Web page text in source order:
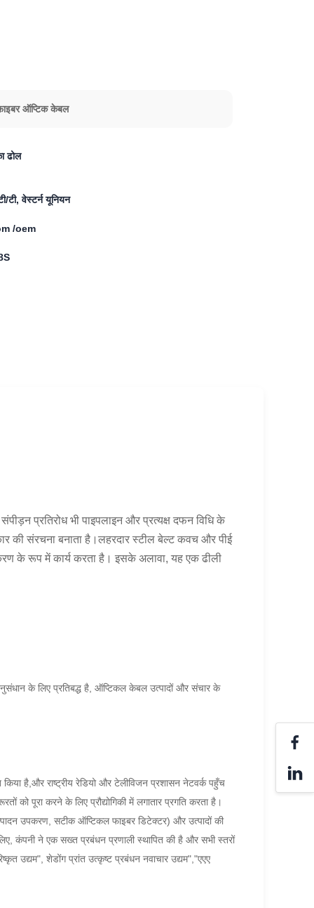
ऑप्टिक केबल
ढोल
टी, वेस्टर्न यूनियन
/oem
प्रतिरोध भी पाइपलाइन और प्रत्यक्ष दफन विधि के
की संरचना बनाता है।लहरदार स्टील बेल्ट कवच और पीई
के रूप में कार्य करता है। इसके अलावा, यह एक ढीली
के लिए प्रतिबद्ध है, ऑप्टिकल केबल उत्पादों और संचार के
है,और राष्ट्रीय रेडियो और टेलीविजन प्रशासन नेटवर्क पहुँच
पूरा करने के लिए प्रौद्योगिकी में लगातार प्रगति करता है।
उपकरण, सटीक ऑप्टिकल फाइबर डिटेक्टर) और उत्पादों की
कंपनी ने एक सख्त प्रबंधन प्रणाली स्थापित की है और सभी स्तरों
उद्यम", शेडोंग प्रांत उत्कृष्ट प्रबंधन नवाचार उद्यम","एएए